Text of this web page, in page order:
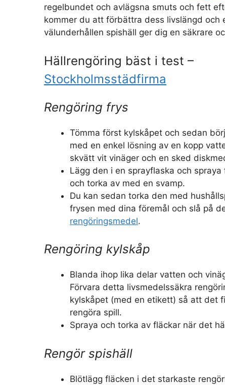
regelbundet och avlägsna smuts och fett
kommer du att förbättra dess livslängd och
välunderhållen spishäll ger dig en säkrare
Hällrengöring bäst i test –
Stockholmsstädfirma
Rengöring frys
Tömma först kylskåpet och sedan
med en enkel lösning av en kopp
skvätt vit vinäger och en sked
Lägg den i en sprayflaska och
och torka av med en svamp.
Du kan sedan torka den med
frysen med dina föremål och slå på
rengöringsmedel.
Rengöring kylskåp
Blanda ihop lika delar vatten och
Förvara detta livsmedelssäkra
kylskåpet (med en etikett) så att det
rengöra spill.
Spraya och torka av fläckar när det
Rengör spishäll
Blötlägg fläcken i det starkaste